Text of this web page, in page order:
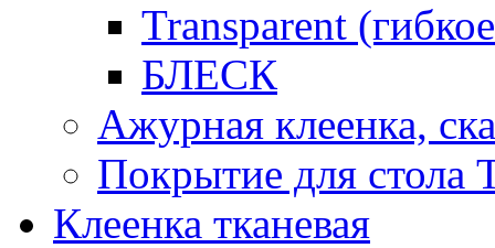
Transparent
БЛЕСК
Ажурная клеенка,
Покрытие для стола
Клеенка тканевая